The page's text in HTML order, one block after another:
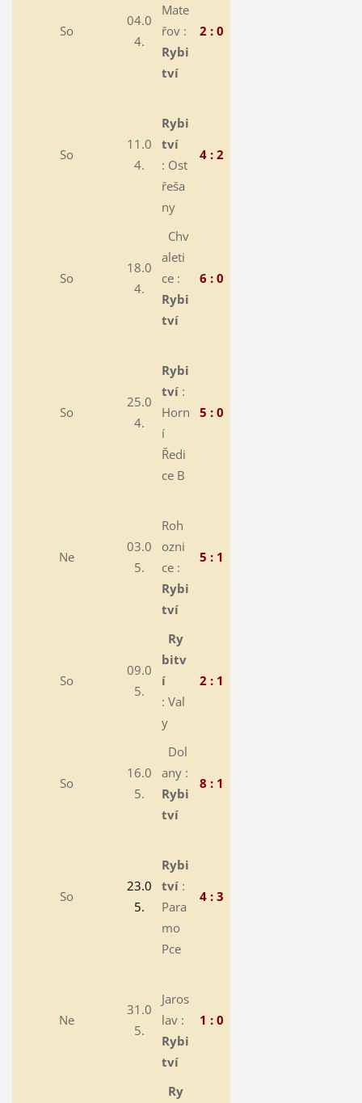
So
04.0
4.
Mate
řov :
Rybi
tví
2 : 0
So
11.0
4.
Rybi
tví
: Ost
řeša
ny
4 : 2
So
18.0
4.
Chv
aleti
ce :
Rybi
tví
6 : 0
So
25.0
4.
Rybi
tví :
Horn
í
Ředi
ce B
5 : 0
Ne
03.0
5.
Roh
ozni
ce :
Rybi
tví
5 : 1
So
09.0
5.
Ry
bitv
í
: Val
y
2 : 1
So
16.0
5.
Dol
any :
Rybi
tví
8 : 1
So
23.0
5.
Rybi
tví:
Para
mo
Pce
4 : 3
Ne
31.0
5.
Jaros
lav :
Rybi
tví
1 : 0
Ry